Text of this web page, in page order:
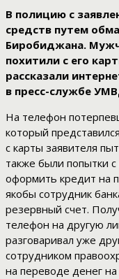
В полицию с
средств путем
Биробиджана.
похитили с его
рассказали
в пресс-службе
На телефон
который
с карты заявителя
также были попытки
оформить кредит на
якобы сотрудник
резервный счет.
телефон на другую
разговаривал уже
сотрудником
на переводе денег